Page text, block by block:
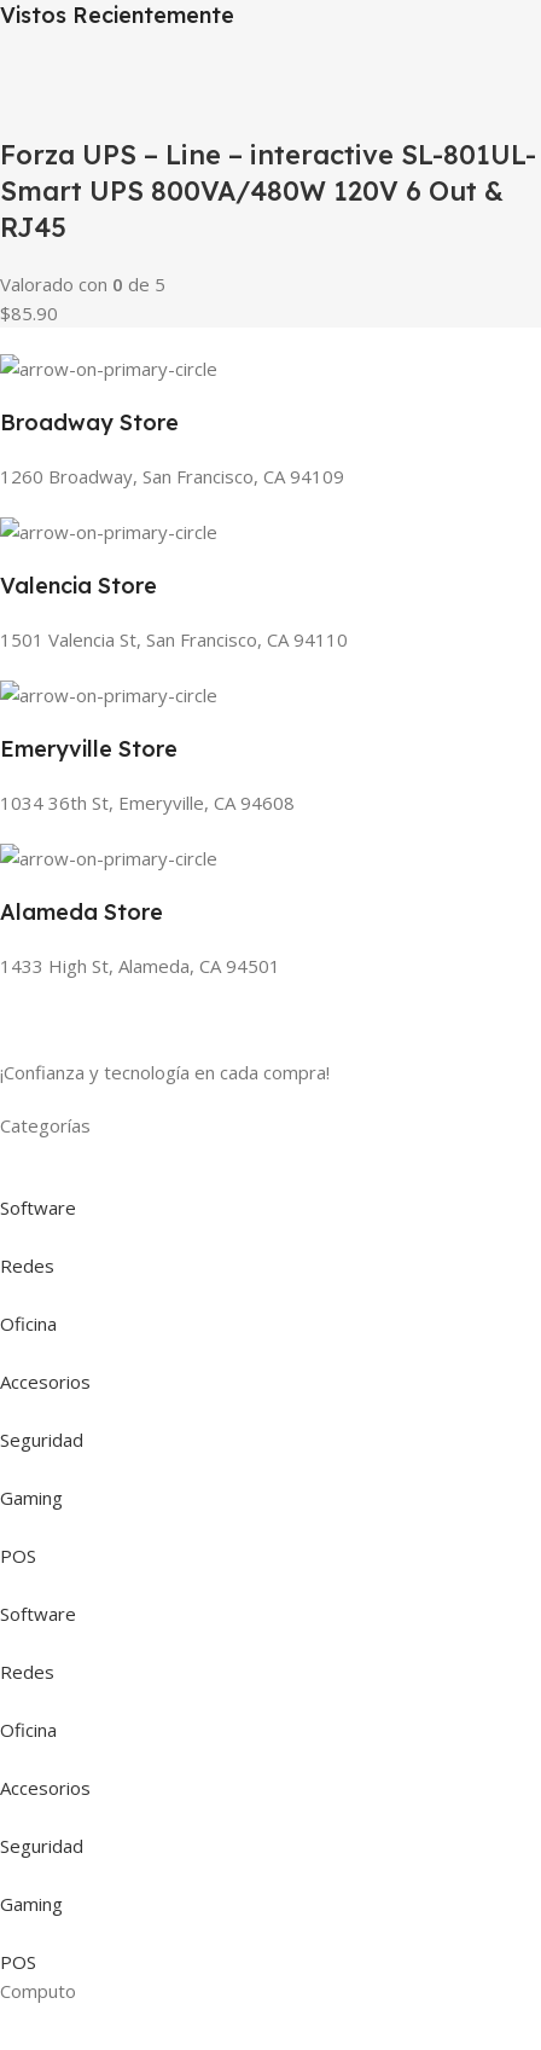
Vistos Recientemente
Forza UPS – Line – interactive SL-801UL-
Smart UPS 800VA/480W 120V 6 Out &
RJ45
Valorado con 0 de 5
$85.90
Broadway Store
1260 Broadway, San Francisco, CA 94109
Valencia Store
1501 Valencia St, San Francisco, CA 94110
Emeryville Store
1034 36th St, Emeryville, CA 94608
Alameda Store
1433 High St, Alameda, CA 94501
¡Confianza y tecnología en cada compra!
Categorías
Software
Redes
Oficina
Accesorios
Seguridad
Gaming
POS
Software
Redes
Oficina
Accesorios
Seguridad
Gaming
POS
Computo